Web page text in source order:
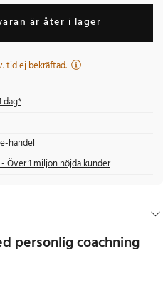
är åter i lager
tid ej bekräftad.
dag*
handel
Över 1 miljon nöjda kunder
personlig coachning